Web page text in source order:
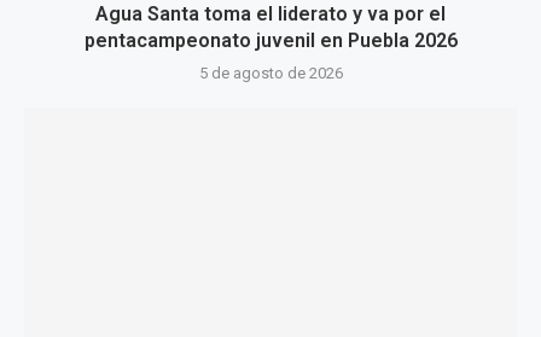
Agua Santa toma el liderato y va por el
pentacampeonato juvenil en Puebla 2026
5 de agosto de 2026